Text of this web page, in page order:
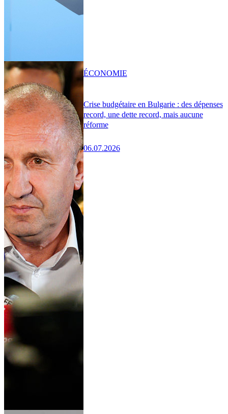
Crise budgétaire en Bulgarie : des dépenses
record, une dette record, mais aucune
réforme
06.07.2026
ÉCONOMIE